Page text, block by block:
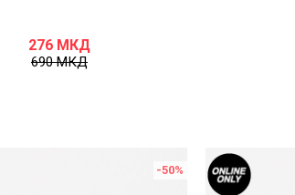
276 МКД
690МКД
-50%